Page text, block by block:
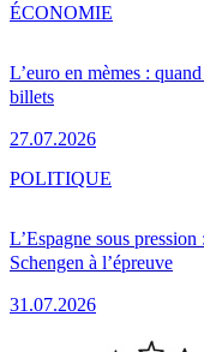
L’euro en mèmes :
billets
27.07.2026
ÉCONOMIE
L’Espagne sous
Schengen à l’épreuve
31.07.2026
POLITIQUE